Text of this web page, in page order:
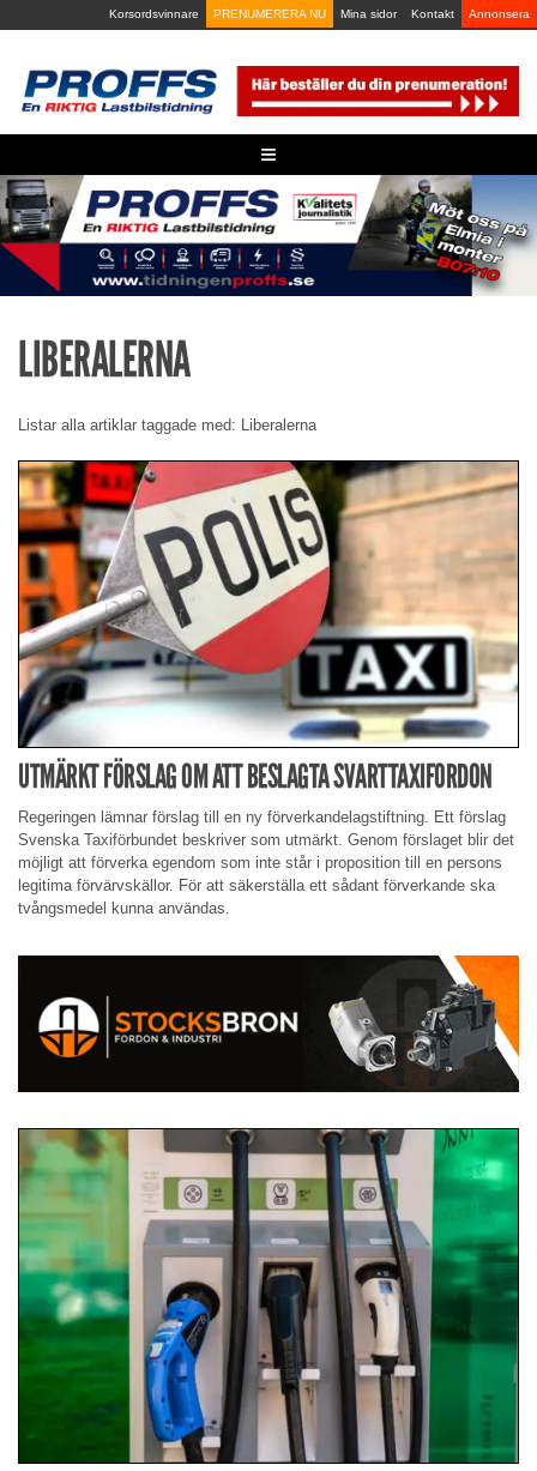
to
Korsordsvinnare PRENUMERERA NU Mina sidor Kontakt Annonsera
≡
LIBERALERNA
Listar alla artiklar taggade med: Liberalerna
UTMÄRKT FÖRSLAG OM ATT BESLAGTA SVARTTAXIFORDON
Regeringen lämnar förslag till en ny förverkandelagstiftning. Ett förslag
Svenska Taxiförbundet beskriver som utmärkt. Genom förslaget blir det
möjligt att förverka egendom som inte står i proposition till en persons
legitima förvärvskällor. För att säkerställa ett sådant förverkande ska
tvångsmedel kunna användas.